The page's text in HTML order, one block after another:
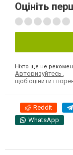
Оцініть
Ніхто ще не
Авторизуйтесь
щоб оцінити і
Reddit
WhatsApp